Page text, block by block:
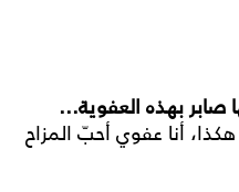
صابر بهذه العفوية...
أنا عفوي أحبّ المزاح